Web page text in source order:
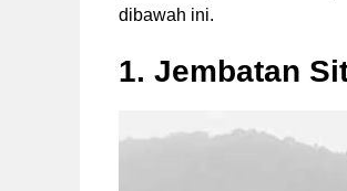
dibawah ini.
1. Jembatan